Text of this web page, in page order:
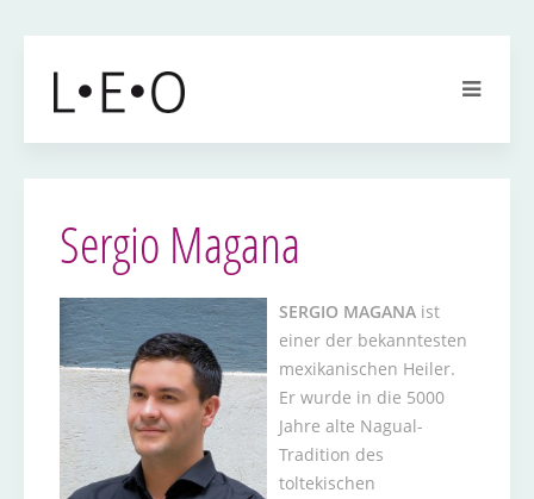
Sergio Magana
SERGIO MAGANA ist
einer der bekanntesten
mexikanischen Heiler.
Er wurde in die 5000
Jahre alte Nagual-
Tradition des
toltekischen